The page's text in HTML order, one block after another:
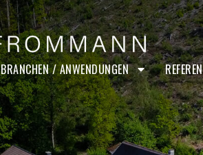
BRANCHEN / ANWENDUNGEN